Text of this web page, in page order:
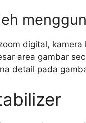
digital,
area gambar
detail pada